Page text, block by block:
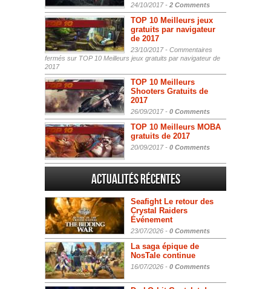
24/10/2017 - 2 Comments
TOP 10 Meilleurs jeux
gratuits par navigateur
de 2017
23/10/2017 - Commentaires
fermés sur TOP 10 Meilleurs jeux gratuits par navigateur de
2017
TOP 10 Meilleurs
Shooters Gratuits de
2017
26/09/2017 - 0 Comments
TOP 10 Meilleurs MOBA
gratuits de 2017
20/09/2017 - 0 Comments
Actualités Récentes
Seafight Le retour des
Crystal Raiders
Événement
23/07/2026 - 0 Comments
La saga épique de
NosTale continue
16/07/2026 - 0 Comments